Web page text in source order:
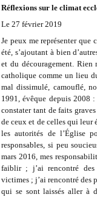
Réflexions sur le climat
Le 27 février 2019
Je peux me représenter que
été, s’ajoutant à bien
et du découragement.
catholique comme un lieu
mal dissimulé, camouflé,
1991, évêque depuis 2008
constater tant de faits
de ceux et de celles qui leur
les autorités de l’Église
responsables, si peu
mars 2016, mes
faiblir ; j’ai rencontré des
victimes ; j’ai rencontré des
qui se sont laissés aller à